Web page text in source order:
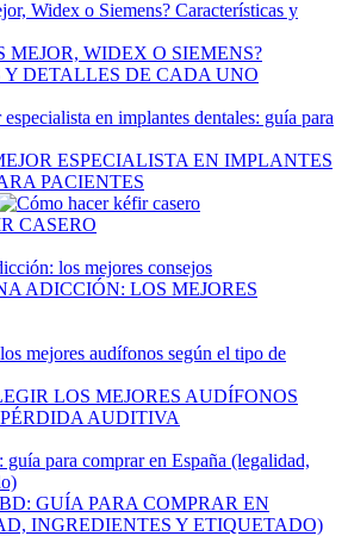
MEJOR, WIDEX O SIEMENS?
DETALLES DE CADA UNO
ESPECIALISTA EN IMPLANTES
PACIENTES
CASERO
ADICCIÓN: LOS MEJORES
LOS MEJORES AUDÍFONOS
AUDITIVA
GUÍA PARA COMPRAR EN
INGREDIENTES Y ETIQUETADO)